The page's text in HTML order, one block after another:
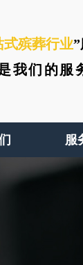
式殡葬行业
我们的服
服